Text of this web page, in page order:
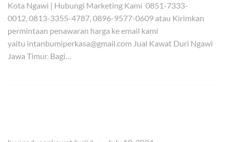
Kota Ngawi | Hubungi Marketing Kami 0851-7333-
0012, 0813-3355-4787, 0896-9577-0609 atau Kirimkan
permintaan penawaran harga ke email kami
yaitu intanbumiperkasa@gmail.com Jual Kawat Duri Ngawi
Jawa Timur. Bagi…